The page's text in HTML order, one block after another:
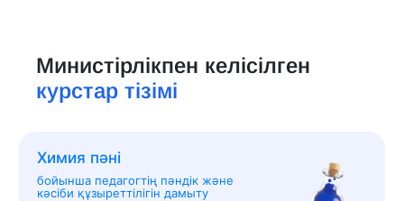
Министірлікпен келісілген
курстар тізімі
Химия пәні
бойынша педагогтің пәндік және
кәсіби құзыреттілігін дамыту